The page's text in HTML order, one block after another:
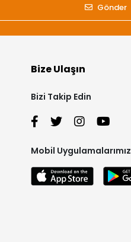
Gönder
Bize Ulaşın
Bizi Takip Edin
Mobil Uygulamalarımız